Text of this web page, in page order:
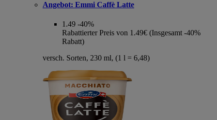
Angebot: Emmi Caffè Latte
1.49 -40%
Rabattierter Preis von 1.49€ (Insgesamt -40%
Rabatt)
versch. Sorten, 230 ml, (1 l = 6,48)